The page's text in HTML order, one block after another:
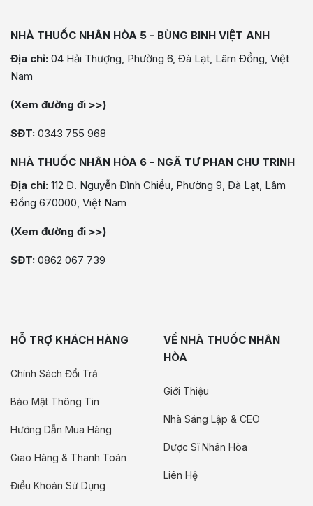
NHÀ THUỐC NHÂN HÒA 5 - BÙNG BINH VIỆT ANH
Địa chỉ: 04 Hải Thượng, Phường 6, Đà Lạt, Lâm Đồng, Việt
Nam
(Xem đường đi >>)
SĐT: 0343 755 968
NHÀ THUỐC NHÂN HÒA 6 - NGÃ TƯ PHAN CHU TRINH
Địa chỉ: 112 Đ. Nguyễn Đình Chiểu, Phường 9, Đà Lạt, Lâm
Đồng 670000, Việt Nam
(Xem đường đi >>)
SĐT: 0862 067 739
HỖ TRỢ KHÁCH HÀNG
Chính Sách Đổi Trả
Bảo Mật Thông Tin
Hướng Dẫn Mua Hàng
Giao Hàng & Thanh Toán
Điều Khoản Sử Dụng
VỀ NHÀ THUỐC NHÂN
HÒA
Giới Thiệu
Nhà Sáng Lập & CEO
Dược Sĩ Nhân Hòa
Liên Hệ